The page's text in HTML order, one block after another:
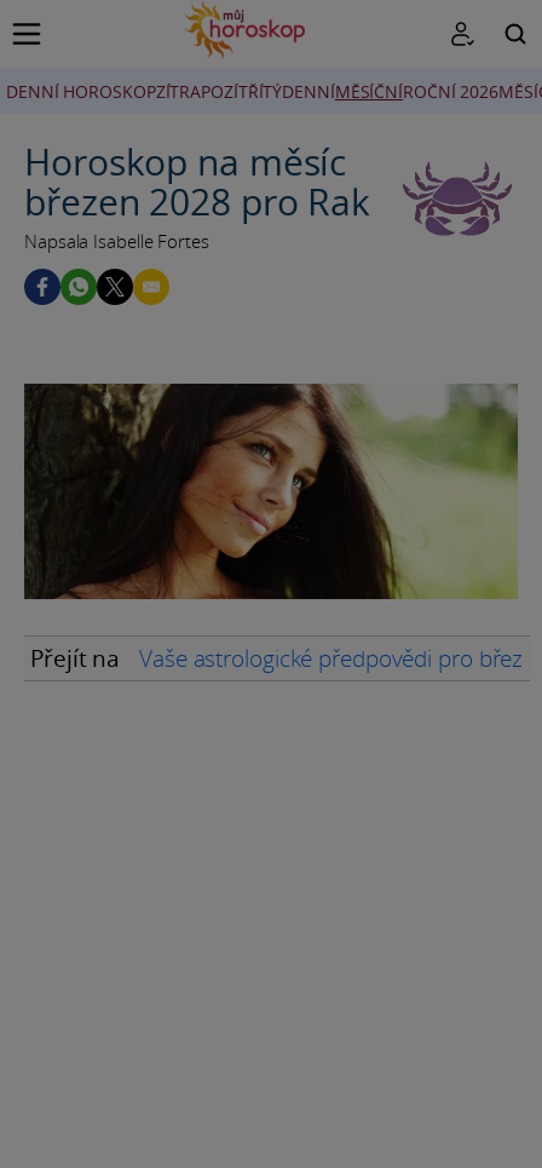
DENNÍ HOROSKOPZÍTRAPOZÍTŘÍTÝDENNÍMĚSÍČNÍROČNÍ 2026
Horoskop na měsíc
březen 2028 pro Rak
Napsala Isabelle Fortes
Přejít na Vaše astrologické předpovědi pro